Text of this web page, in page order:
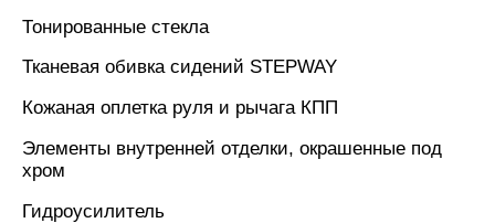
Тонированные стекла
Тканевая обивка сидений STEPWAY
Кожаная оплетка руля и рычага КПП
Элементы внутренней отделки, окрашенные под
хром
Гидроусилитель